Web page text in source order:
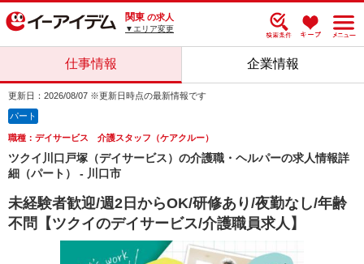
関東 の求人
▼エリア変更
仕事情報 企業情報
更新日：2026/08/07 ※更新日時点の最新情報です
パート
職種：デイサービス 介護スタッフ（ケアクルー）
ツクイ川口戸塚（デイサービス）の介護職・ヘルパーの求人情報詳
細（パート） - 川口市
未経験者歓迎/週2日からOK/研修あり/夜勤なし/年齢
不問【ツクイのデイサービス/介護職員求人】